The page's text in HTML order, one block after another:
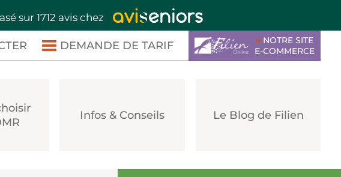
sur 1712 avis chez
DEMANDE DE TARIF ► NOTRE SITE
E-COMMERCE
Infos & Conseils Le Blog de Filien